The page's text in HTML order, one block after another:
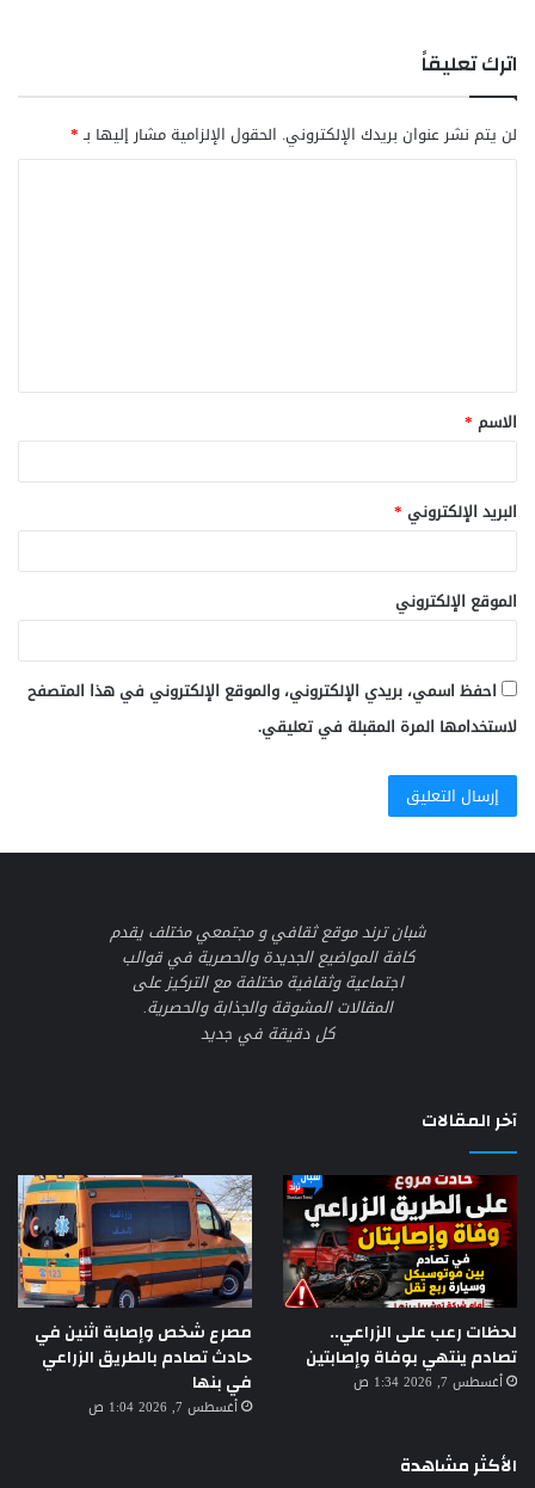
اترك تعليقاً
لن يتم نشر عنوان بريدك الإلكتروني. الحقول الإلزامية مشار إليها بـ*
ق
*
الاسم *
البريد الإلكتروني *
الموقع الإلكتروني
احفظ اسمي، بريدي الإلكتروني، والموقع الإلكتروني في هذا المتصفح
لاستخدامها المرة المقبلة في تعليقي.
شبان ترند موقع ثقافي و مجتمعي مختلف يقدم
كافة المواضيع الجديدة والحصرية في قوالب
اجتماعية وثقافية مختلفة مع التركيز على
المقالات المشوقة والجذابة والحصرية.
كل دقيقة في جديد
آخر المقالات
لحظات رعب على الزراعي..
تصادم ينتهي بوفاة وإصابتين
أغسطس 7, 2026 1:34 ص
مصرع شخص وإصابة اثنين في
حادث تصادم بالطريق الزراعي
في بنها
أغسطس 7, 2026 1:04 ص
الأكثر مشاهدة